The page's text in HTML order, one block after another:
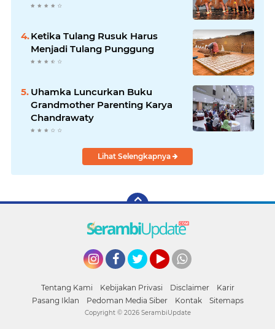
Ketika Tulang Rusuk Harus
Menjadi Tulang Punggung
Uhamka Luncurkan Buku
Grandmother Parenting Karya
Chandrawaty
Lihat Selengkapnya
Tentang Kami Kebijakan Privasi Disclaimer
Karir
Pasang Iklan
Pedoman Media Siber Kontak Sitemaps
Copyright © 2026 SerambiUpdate